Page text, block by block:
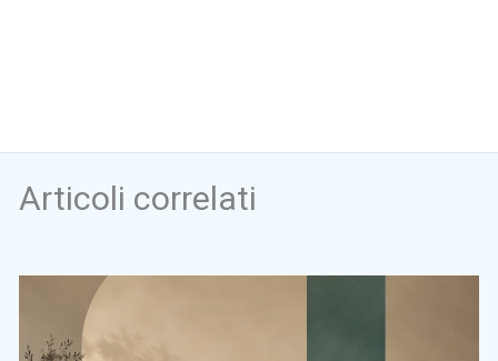
Articoli correlati